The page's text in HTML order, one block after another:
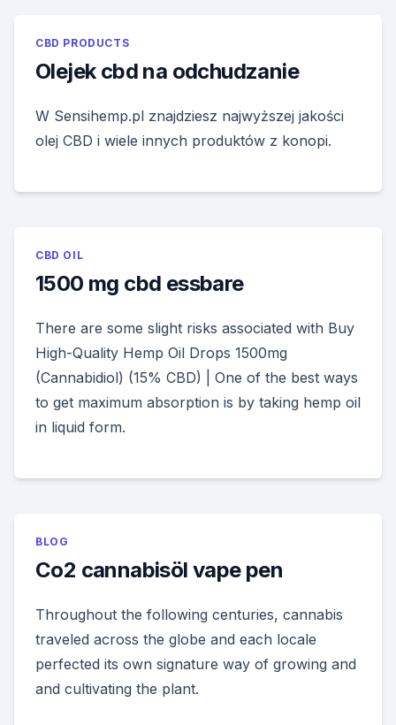
CBD PRODUCTS
Olejek cbd na odchudzanie
W Sensihemp.pl znajdziesz najwyższej jakości
olej CBD i wiele innych produktów z konopi.
CBD OIL
1500 mg cbd essbare
There are some slight risks associated with Buy
High-Quality Hemp Oil Drops 1500mg
(Cannabidiol) (15% CBD) | One of the best ways
to get maximum absorption is by taking hemp oil
in liquid form.
BLOG
Co2 cannabisöl vape pen
Throughout the following centuries, cannabis
traveled across the globe and each locale
perfected its own signature way of growing and
and cultivating the plant.